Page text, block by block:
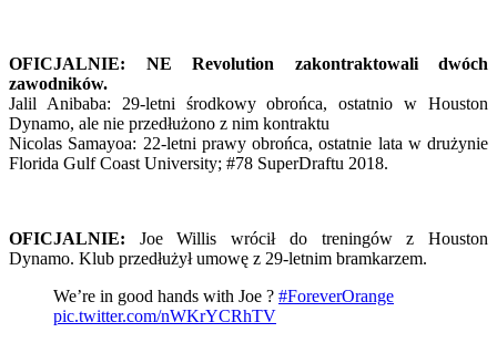
OFICJALNIE: NE Revolution zakontraktowali dwóch
zawodników.
Jalil Anibaba: 29-letni środkowy obrońca, ostatnio w Houston
Dynamo, ale nie przedłużono z nim kontraktu
Nicolas Samayoa: 22-letni prawy obrońca, ostatnie lata w drużynie
Florida Gulf Coast University; #78 SuperDraftu 2018.
OFICJALNIE: Joe Willis wrócił do treningów z Houston
Dynamo. Klub przedłużył umowę z 29-letnim bramkarzem.
We’re in good hands with Joe ? #ForeverOrange
pic.twitter.com/nWKrYCRhTV